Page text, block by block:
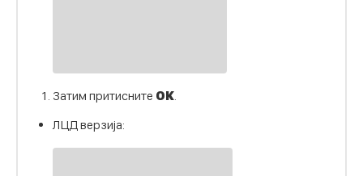
Затим притисните ОК.
ЛЦД верзија: